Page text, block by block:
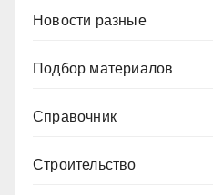
Новости разные
Подбор материалов
Справочник
Строительство